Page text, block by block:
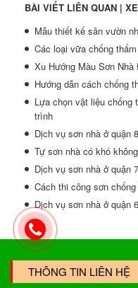
BÀI VIẾT LIÊN QUAN |
Mẫu thiết kế sân vườn
Các loại vữa chống
Xu Hướng Màu Sơn
Hướng dẫn cách chống
Lựa chọn vật liệu chống
trình
Dịch vụ sơn nhà ở quận
Tự sơn nhà có khó
Dịch vụ sơn nhà ở quận
Cách thi công sơn
Dịch vụ sơn nhà ở quận
THÔNG TIN LIÊN HỆ